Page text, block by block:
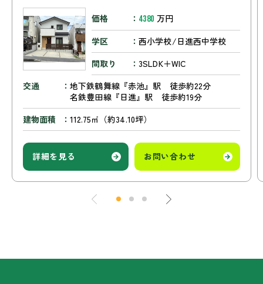
価格 4380 万円
学区
西小学校/日進西中学校
間取り
3SLDK＋WIC
交通
地下鉄鶴舞線『赤池』駅 徒歩約22分
名鉄豊田線『日進』駅 徒歩約19分
建物面積
112.75㎡（約34.10坪）
詳細を見る お問い合わせ